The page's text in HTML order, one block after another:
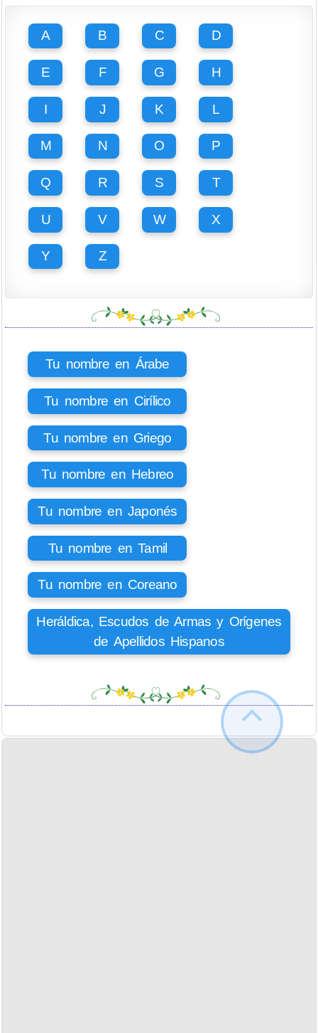
A B C D
E F G H
I J K L
M N O P
Q R S T
U V W X
Y Z
Tu nombre en Árabe
Tu nombre en Cirílico
Tu nombre en Griego
Tu nombre en Hebreo
Tu nombre en Japonés
Tu nombre en Tamil
Tu nombre en Coreano
Heráldica, Escudos de Armas y Orígenes
de Apellidos Hispanos